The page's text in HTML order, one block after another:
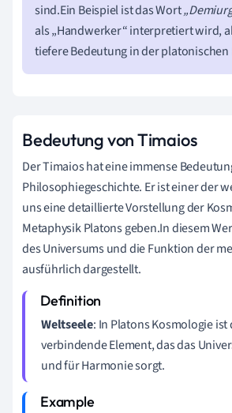
sind.Ein Beispiel ist das Wort
als „Handwerker“ interpretiert wird,
tiefere Bedeutung in der
Bedeutung von Timaios
Der Timaios hat eine immense
Philosophiegeschichte. Er ist einer der
uns eine detaillierte Vorstellung der
Metaphysik Platons geben.In diesem
des Universums und die Funktion der
ausführlich dargestellt.
Weltseele: In Platons Kosmologie ist
verbindende Element, das das
und für Harmonie sorgt.